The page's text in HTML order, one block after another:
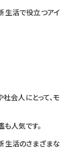
生活で役立つアイ
会人にとって、モ
人気です。
生活のさまざまな